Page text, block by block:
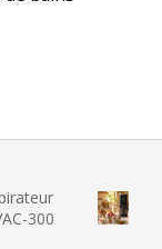
Nous
glace